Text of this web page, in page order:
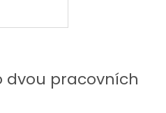
dvou pracovních